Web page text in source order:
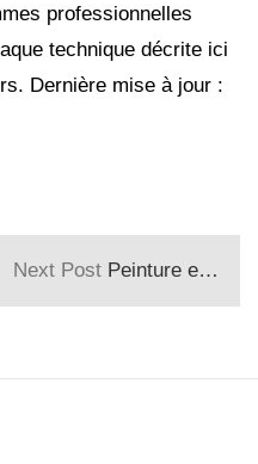
professionnelles
technique décrite ici
Dernière mise à jour :
Next Post Peinture et stickers muraux : personnalisez votre intérieur avec style